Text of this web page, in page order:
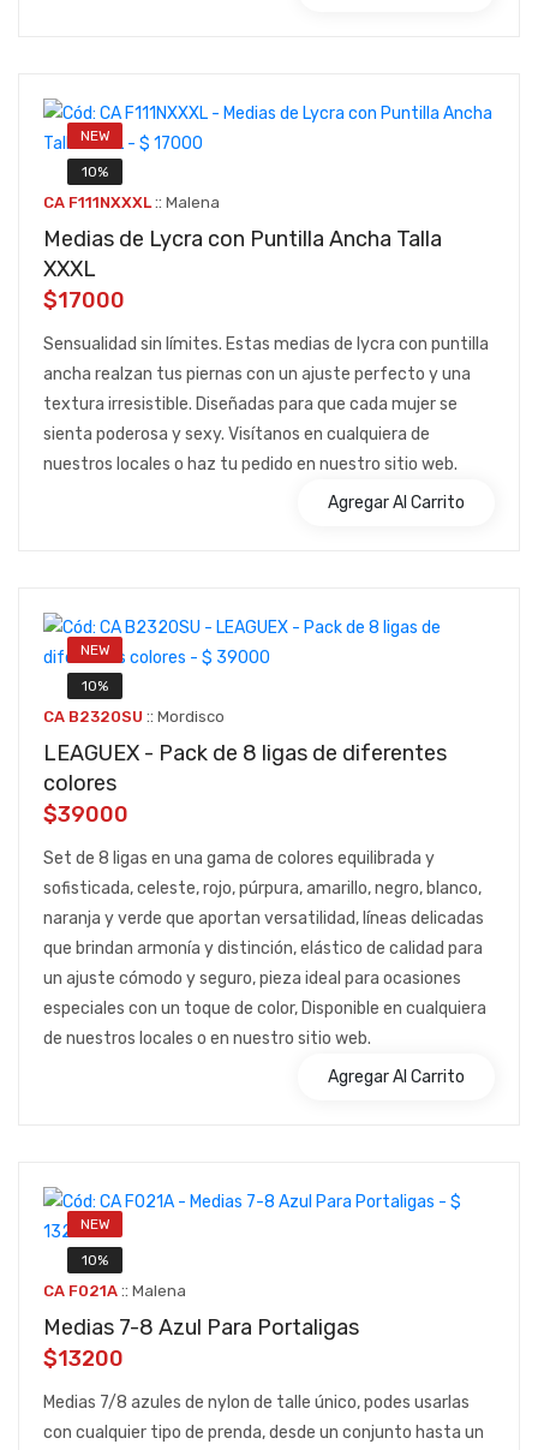
NEW
10%
CA F111NXXXL:: Malena
Medias de Lycra con Puntilla Ancha Talla
XXXL
$17000
Sensualidad sin límites. Estas medias de lycra con puntilla
ancha realzan tus piernas con un ajuste perfecto y una
textura irresistible. Diseñadas para que cada mujer se
sienta poderosa y sexy. Visítanos en cualquiera de
nuestros locales o haz tu pedido en nuestro sitio web.
Agregar Al Carrito
NEW
10%
CA B2320SU :: Mordisco
LEAGUEX - Pack de 8 ligas de diferentes
colores
$39000
Set de 8 ligas en una gama de colores equilibrada y
sofisticada, celeste, rojo, púrpura, amarillo, negro, blanco,
naranja y verde que aportan versatilidad, líneas delicadas
que brindan armonía y distinción, elástico de calidad para
un ajuste cómodo y seguro, pieza ideal para ocasiones
especiales con un toque de color, Disponible en cualquiera
de nuestros locales o en nuestro sitio web.
Agregar Al Carrito
NEW
10%
CA F021A :: Malena
Medias 7-8 Azul Para Portaligas
$13200
Medias 7/8 azules de nylon de talle único, podes usarlas
con cualquier tipo de prenda, desde un conjunto hasta un